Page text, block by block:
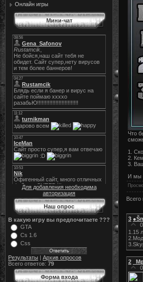
Онлайн игры
Мини-чат
Для добавления необходима
авторизация
Наш опрос
В какую игру вы предпочитаете ???
GTA
Cs 1.6
Css
Результаты | Архив опросов
Всего ответов: 79
Форма входа
Что
1.
2.
3.
И мы
3
0
1.15
2
0